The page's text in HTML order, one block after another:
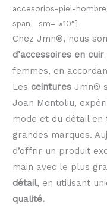
accesorios-piel-
span__sm= »10″]
Chez Jmn®, nous
d’accessoires en cuir
femmes, en
Les ceintures Jmn®
Joan Montoliu,
mode et du détail
grandes marques.
d’offrir un produit
main avec le plus
détail, en utilisant
qualité.